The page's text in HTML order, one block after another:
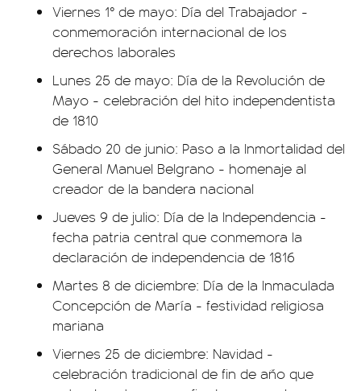
Viernes 1° de mayo: Día del Trabajador -
conmemoración internacional de los
derechos laborales
Lunes 25 de mayo: Día de la Revolución de
Mayo - celebración del hito independentista
de 1810
Sábado 20 de junio: Paso a la Inmortalidad del
General Manuel Belgrano - homenaje al
creador de la bandera nacional
Jueves 9 de julio: Día de la Independencia -
fecha patria central que conmemora la
declaración de independencia de 1816
Martes 8 de diciembre: Día de la Inmaculada
Concepción de María - festividad religiosa
mariana
Viernes 25 de diciembre: Navidad -
celebración tradicional de fin de año que